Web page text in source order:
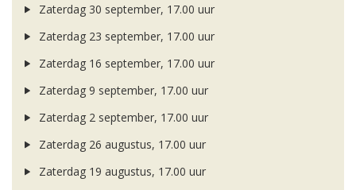
Zaterdag 30 september, 17.00 uur
Zaterdag 23 september, 17.00 uur
Zaterdag 16 september, 17.00 uur
Zaterdag 9 september, 17.00 uur
Zaterdag 2 september, 17.00 uur
Zaterdag 26 augustus, 17.00 uur
Zaterdag 19 augustus, 17.00 uur